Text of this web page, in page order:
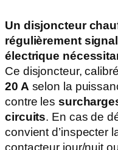
Un disjoncteur
régulièrement
électrique
Ce disjoncteur,
20 A selon la
contre les
circuits. En cas de
convient d’inspecter
contacteur jour/nuit